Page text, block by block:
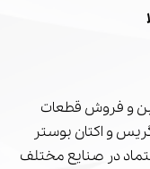
و فروش قطعات
و اکتان بوستر
در صنایع مختلف